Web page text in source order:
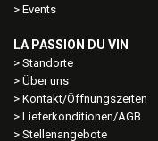
Events
LA PASSION DU VIN
Standorte
Über uns
Kontakt/Öffnungszeiten
Lieferkonditionen/AGB
Stellenangebote